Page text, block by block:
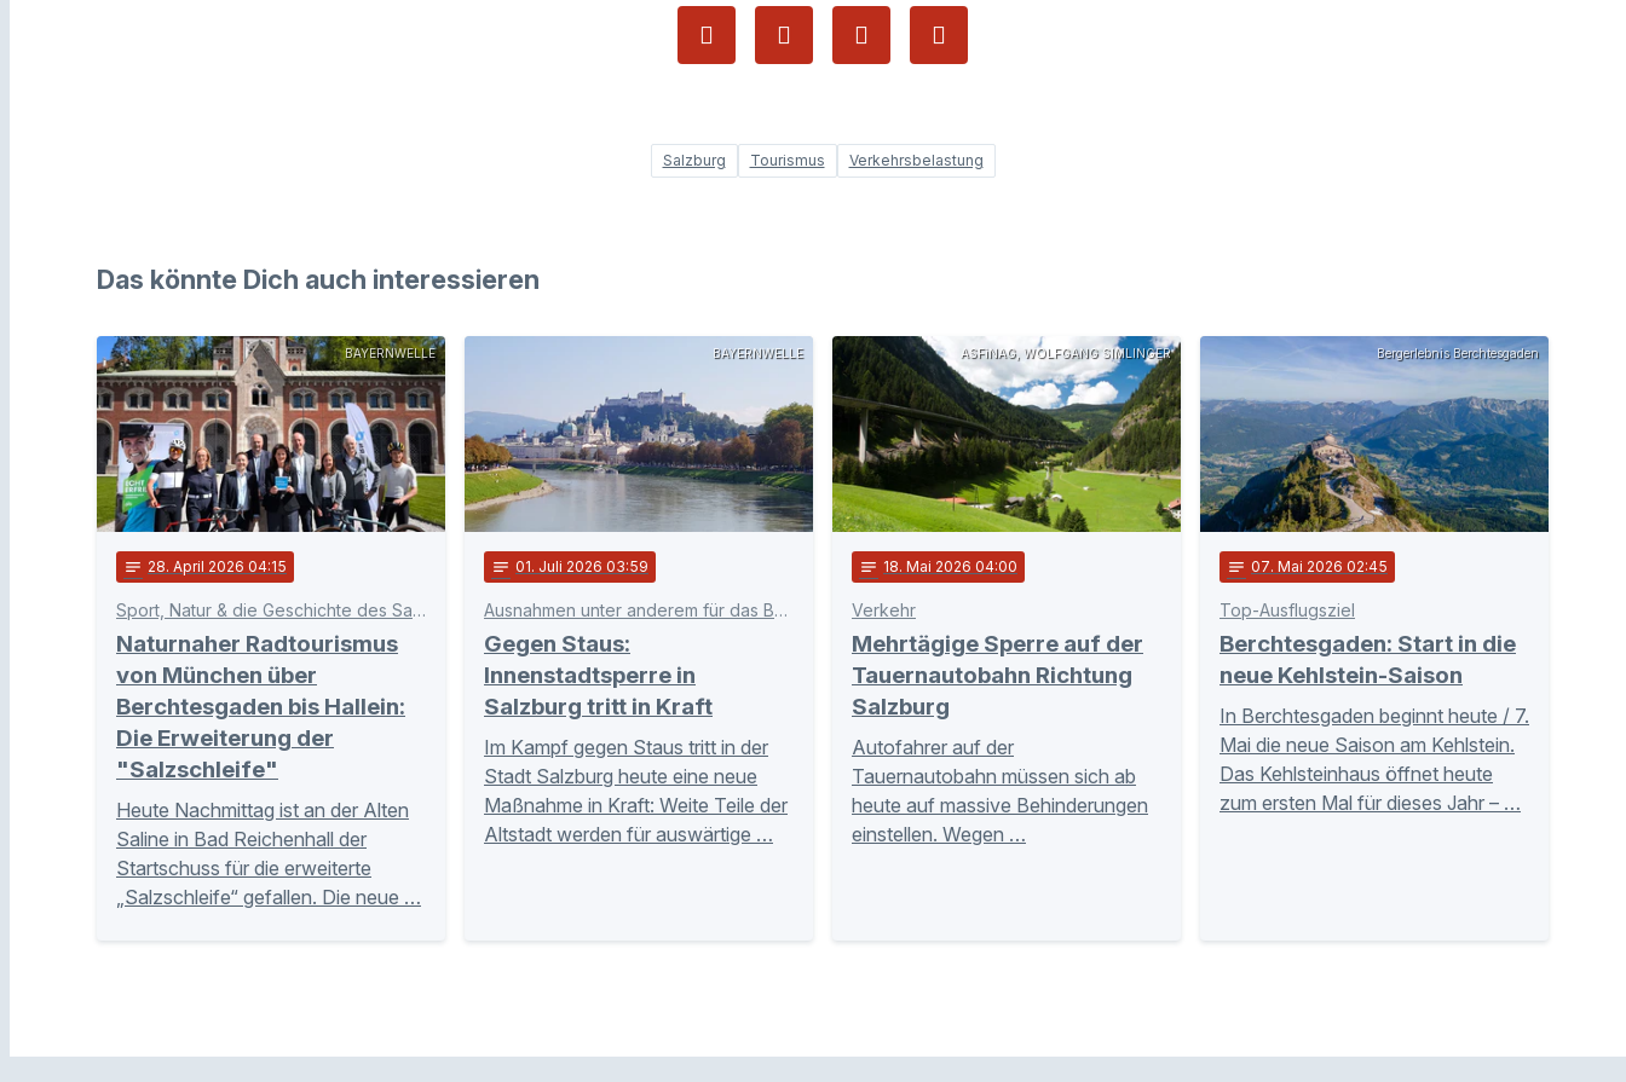
Salzburg Tourismus Verkehrsbelastung
Das könnte Dich auch interessieren
BAYERNWELLE
notes 28. April 2026 04:15
Sport, Natur & die Geschichte des Salzes erleben
Naturnaher Radtourismus
von München über
Berchtesgaden bis Hallein:
Die Erweiterung der
"Salzschleife"
Heute Nachmittag ist an der Alten
Saline in Bad Reichenhall der
Startschuss für die erweiterte
„Salzschleife“ gefallen. Die neue …
BAYERNWELLE
notes 01. Juli 2026 03:59
Ausnahmen unter anderem für das BGL
Gegen Staus:
Innenstadtsperre in
Salzburg tritt in Kraft
Im Kampf gegen Staus tritt in der
Stadt Salzburg heute eine neue
Maßnahme in Kraft: Weite Teile der
Altstadt werden für auswärtige …
ASFiNAG, WOLFGANG SIMLINGER
notes 18. Mai 2026 04:00
Verkehr
Mehrtägige Sperre auf der
Tauernautobahn Richtung
Salzburg
Autofahrer auf der
Tauernautobahn müssen sich ab
heute auf massive Behinderungen
einstellen. Wegen …
Bergerlebnis Berchtesgaden
notes 07. Mai 2026 02:45
Top-Ausflugsziel
Berchtesgaden: Start in die
neue Kehlstein-Saison
In Berchtesgaden beginnt heute / 7.
Mai die neue Saison am Kehlstein.
Das Kehlsteinhaus öffnet heute
zum ersten Mal für dieses Jahr – …